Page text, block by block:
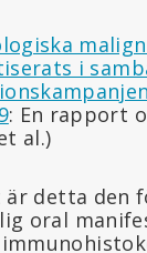
i
: En rapport
al.)
är detta den
oral